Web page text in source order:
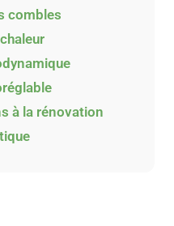
combles
à la rénovation